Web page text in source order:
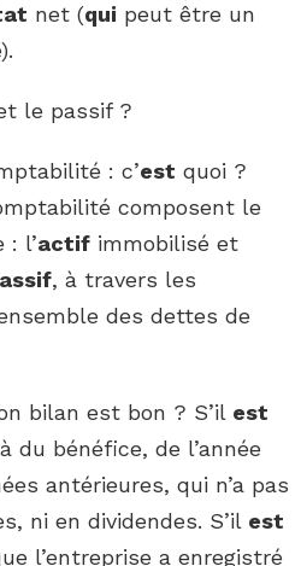
net (qui peut être un
le passif ?
: c’est quoi ?
composent le
: l’actif immobilisé et
, à travers les
des dettes de
bilan est bon ? S’il est
du bénéfice, de l’année
antérieures, qui n’a pas
ni en dividendes. S’il est
l’entreprise a enregistré